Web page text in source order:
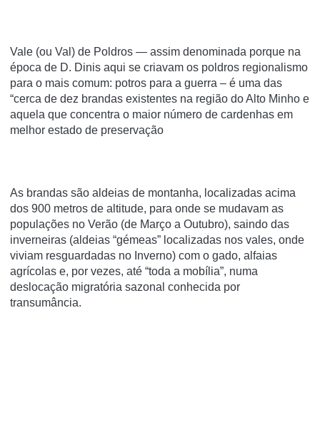
Vale (ou Val) de Poldros — assim denominada porque na
época de D. Dinis aqui se criavam os poldros regionalismo
para o mais comum: potros para a guerra – é uma das
“cerca de dez brandas existentes na região do Alto Minho e
aquela que concentra o maior número de cardenhas em
melhor estado de preservação
As brandas são aldeias de montanha, localizadas acima
dos 900 metros de altitude, para onde se mudavam as
populações no Verão (de Março a Outubro), saindo das
inverneiras (aldeias “gémeas” localizadas nos vales, onde
viviam resguardadas no Inverno) com o gado, alfaias
agrícolas e, por vezes, até “toda a mobília”, numa
deslocação migratória sazonal conhecida por
transumância.